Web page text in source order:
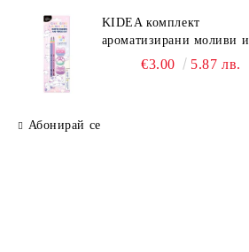
KIDEA комплект
ароматизирани моливи и
гуми Котешки лапи
€3.00 5.87 лв.
Абонирай се